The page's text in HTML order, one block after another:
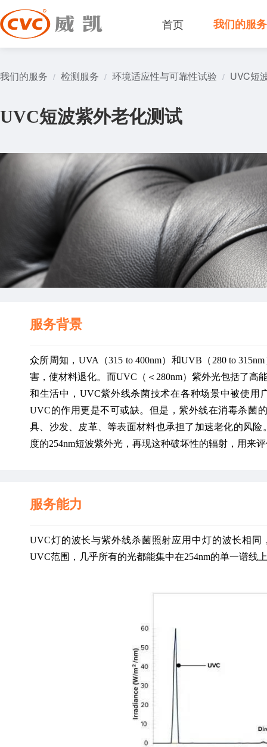
首页 我们的服务
我们的服务 / 检测服务 / 环境适应性与可靠性试验 / UVC短
UVC短波紫外老化测试
服务背景
众所周知，UVA（315 to 400nm）和UVB（280 to
害，使材料退化。而UVC（＜280nm）紫外光包括了
和生活中，UVC紫外线杀菌技术在各种场景中被使用
UVC的作用更是不可或缺。但是，紫外线在消毒杀菌
具、沙发、皮革、等表面材料也承担了加速老化的风
度的254nm短波紫外光，再现这种破坏性的辐射，用来
服务能力
UVC灯的波长与紫外线杀菌照射应用中灯的波长相同
UVC范围，几乎所有的光都能集中在254nm的单一谱线